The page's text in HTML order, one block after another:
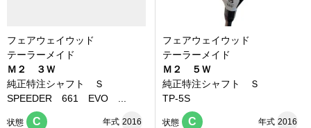
フェアウェイウッド
テーラーメイド
Ｍ２ ３Ｗ
純正特注シャフト Ｓ
SPEEDER 661 EVO ...
状態 C 年式 2016
フェアウェイウッド
テーラーメイド
Ｍ２ ５Ｗ
純正特注シャフト Ｓ
TP-5S
状態 C 年式 2016